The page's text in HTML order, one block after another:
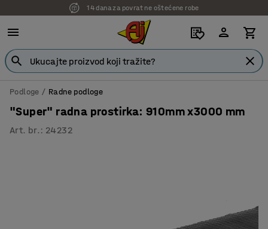
14 dana za povrat ne oštećene robe
Podloge Radne podloge
"Super" radna prostirka: 910mm x3000 mm
Art. br. : 24232